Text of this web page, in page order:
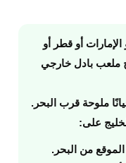
الإمارات أو قطر أو
ملعب بادل خارجي
ملوحة قرب البحر.
على:
من البحر.